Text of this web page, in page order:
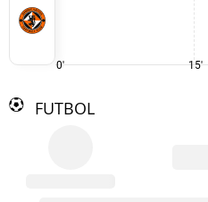
0' 15'
FUTBOL